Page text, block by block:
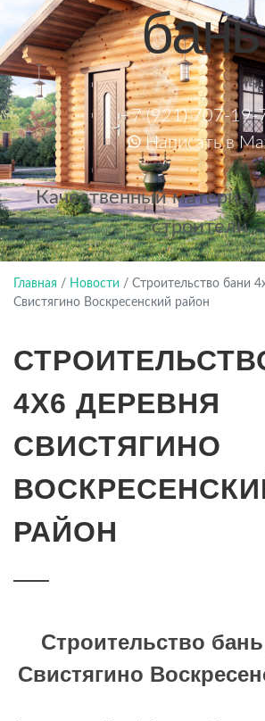
бань
+7 (921) 707-19-
Написать в
Качественный
строители
Главная / Новости / Строительство бани
Свистягино Воскресенский район
4Х6 ДЕРЕВНЯ
СВИСТЯГИНО
РАЙОН
Строительство
Свистягино